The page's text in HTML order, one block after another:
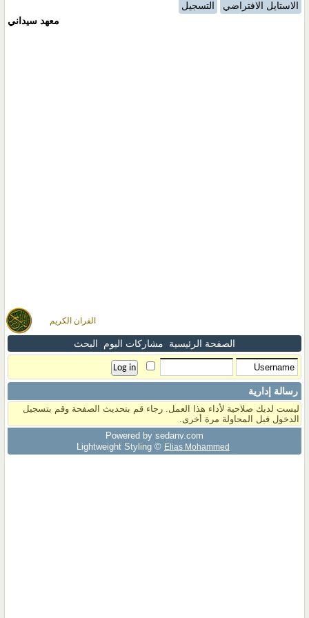
القران الكريم
الاستايل الافتراضي
التسجيل
معهد سيداني
الصفحة الرئيسية مشاركات اليوم البحث
رسالة إدارية
ليست لديك صلاحية لأداء هذا العمل. رجاء قم بتحديث الصفحة وقم بتسجيل
الدخول قبل المحاولة مرة أخرى.
Powered by sedany.com
Lightweight Styling © Elias Mohammed